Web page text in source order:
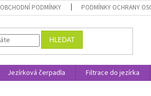
OBCHODNÍ PODMÍNKY PODMÍNKY OCHRANY
HLEDAT
Jezírková čerpadla Filtrace do jezírka